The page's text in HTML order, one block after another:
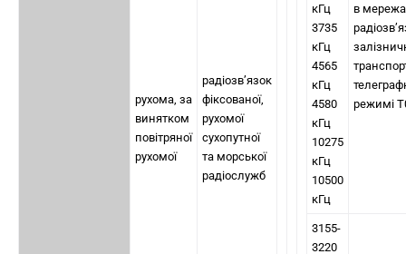
рухома, за
винятком
повітряної
рухомої
радіозв’язок
фіксованої,
рухомої
сухопутної
та морської
радіослужб
кГц
3735
кГц
4565
кГц
4580
кГц
10275
кГц
10500
кГц
в
режимі
3155-
3220